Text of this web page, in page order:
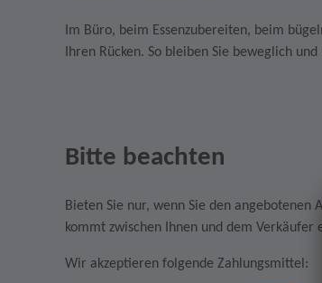
Im Büro, beim Essenzubereiten, beim
Ihren Rücken. So bleiben Sie beweglich
Bitte beachten
Bieten Sie nur, wenn Sie den angebotenen
kommt zwischen Ihnen und dem Verkäufer
Wir akzeptieren folgende Zahlungsmittel: